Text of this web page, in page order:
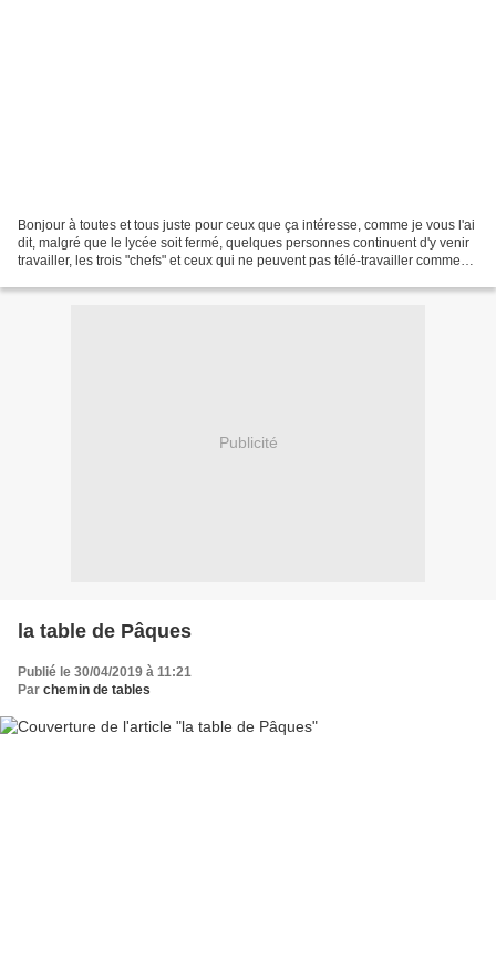
Bonjour à toutes et tous juste pour ceux que ça intéresse, comme je vous l'ai
dit, malgré que le lycée soit fermé, quelques personnes continuent d'y venir
travailler, les trois "chefs" et ceux qui ne peuvent pas télé-travailler comme
Publicité
la table de Pâques
Publié le 30/04/2019 à 11:21
Par chemin de tables